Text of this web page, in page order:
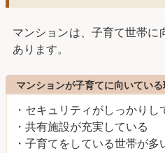
マンションは、子育て世帯に
あります。
マンションが子育てに向いている
・セキュリティがしっかりし
・共有施設が充実している
・子育てをしている世帯が多